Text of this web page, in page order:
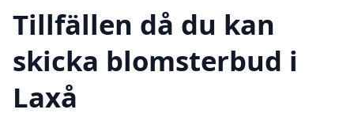
Tillfällen då du kan
skicka blomsterbud i
Laxå